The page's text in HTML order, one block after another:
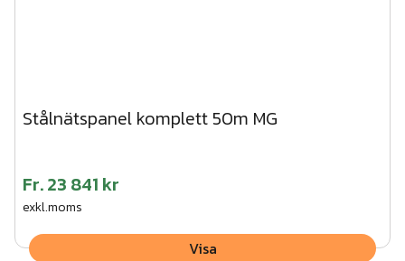
Stålnätspanel komplett 50m MG
Fr.23 841 kr
exkl.moms
Visa